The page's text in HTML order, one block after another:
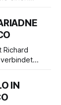
entfaltet
berührt als
Richard
jedoch
IN